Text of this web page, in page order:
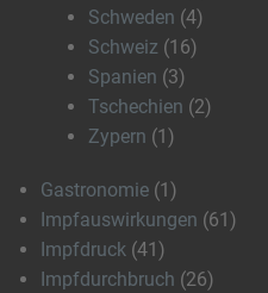
Schweden (4)
Schweiz (16)
Spanien (3)
Tschechien (2)
Zypern (1)
Gastronomie (1)
Impfauswirkungen (61)
Impfdruck (41)
Impfdurchbruch (26)